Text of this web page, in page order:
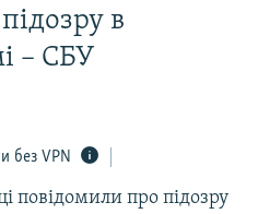
в
– СБУ
без VPN
повідомили про підозру